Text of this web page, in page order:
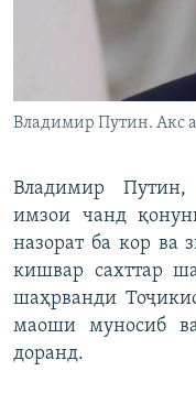
Владимир Путин. Акс
Владимир
имзои чанд
назорат ба кор ва
кишвар сахттар
шаҳрванди
маоши муносиб
доранд.